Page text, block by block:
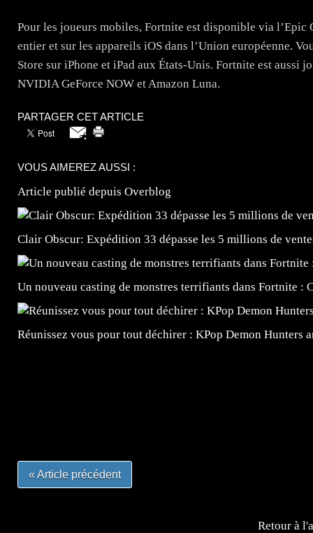
Pour les joueurs mobiles, Fortnite est disponible via l’Epic
entier et sur les appareils iOS dans l’Union européenne.
Store sur iPhone et iPad aux États-Unis. Fortnite est aussi
NVIDIA GeForce NOW et Amazon Luna.
PARTAGER CET ARTICLE
VOUS AIMEREZ AUSSI :
Article publié depuis Overblog
Clair Obscur: Expédition 33 dépasse les 5 millions de
Un nouveau casting de monstres terrifiants dans Fortnite :
Réunissez vous pour tout déchirer : KPop Demon Hunters
« Article précédent
Retour à